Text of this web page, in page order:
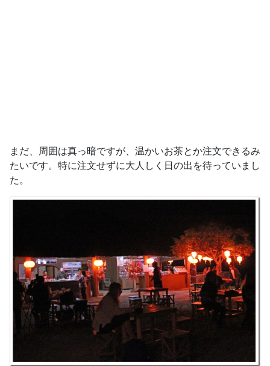
まだ、周囲は真っ暗ですが、温かいお茶とか注文できるみ
たいです。特に注文せずに大人しく日の出を待っていまし
た。